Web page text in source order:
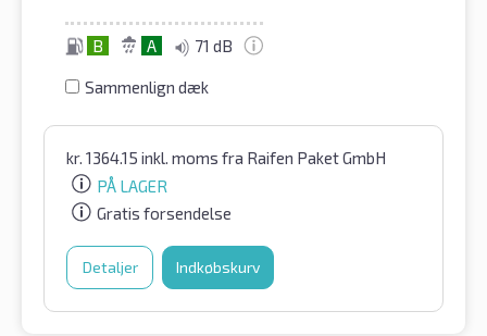
B A 71 dB
Sammenlign dæk
kr. 1364.15 inkl. moms fra Raifen Paket GmbH
PÅ LAGER
Gratis forsendelse
Detaljer Indkøbskurv